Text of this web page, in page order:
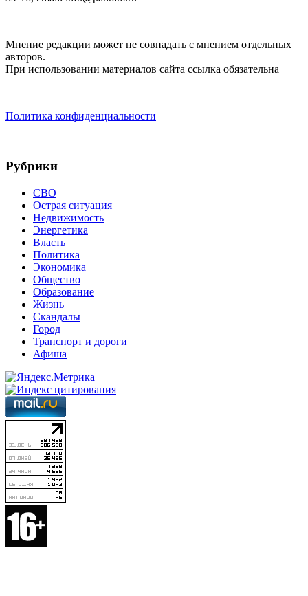
Мнение редакции может не совпадать с мнением отдельных
авторов.
При использовании материалов сайта ссылка обязательна
Политика конфиденциальности
Рубрики
СВО
Острая ситуация
Недвижимость
Энергетика
Власть
Политика
Экономика
Общество
Образование
Жизнь
Скандалы
Город
Транспорт и дороги
Афиша